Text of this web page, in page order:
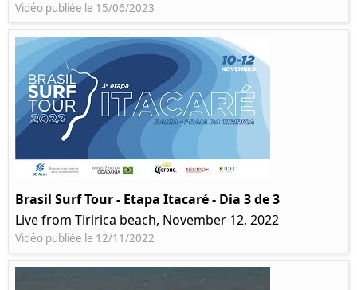
Vidéo publiée le 15/06/2023
Brasil Surf Tour - Etapa Itacaré - Dia 3 de 3
Live from Tiririca beach, November 12, 2022
Vidéo publiée le 12/11/2022